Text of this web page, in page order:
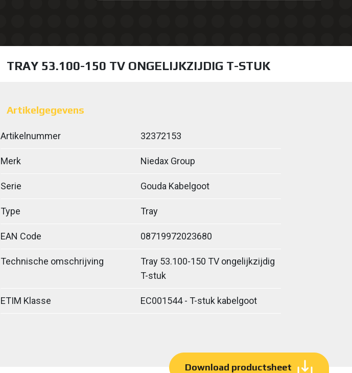
TRAY 53.100-150 TV ONGELIJKZIJDIG T-STUK
Artikelgegevens
Artikelnummer 32372153
Merk Niedax Group
Serie Gouda Kabelgoot
Type Tray
EAN Code 08719972023680
Technische omschrijving
Tray 53.100-150 TV ongelijkzijdig
T-stuk
ETIM Klasse EC001544 - T-stuk kabelgoot
Download productsheet